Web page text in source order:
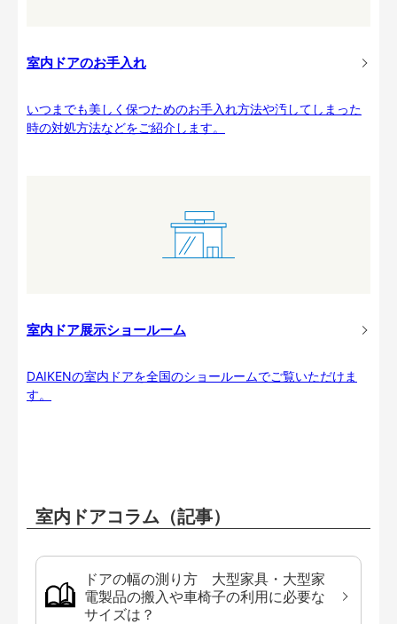
室内ドアのお手入れ
いつまでも美しく保つためのお手入れ方法や汚してしまった
時の対処方法などをご紹介します。
室内ドア展示ショールーム
DAIKENの室内ドアを全国のショールームでご覧いただけま
す。
室内ドアコラム（記事）
ドアの幅の測り方 大型家具・大型家
電製品の搬入や車椅子の利用に必要な
サイズは？